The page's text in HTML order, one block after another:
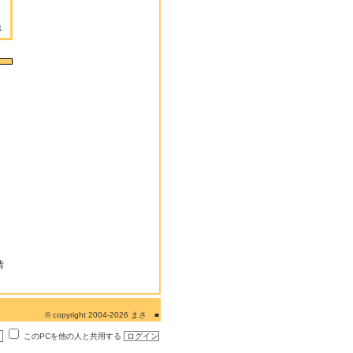
© copyright 2004-2026 まさ ■
このPCを他の人と共用する